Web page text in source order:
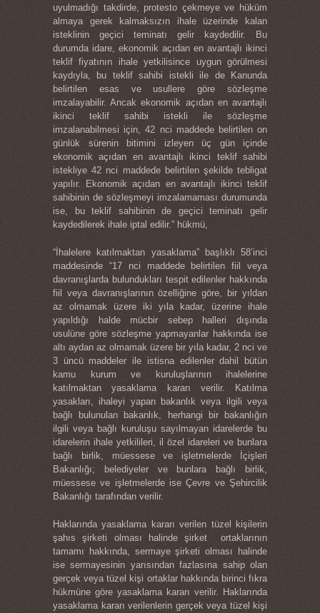
uyulmadığı takdirde, protesto çekmeye ve hüküm
almaya gerek kalmaksızın ihale üzerinde kalan
isteklinin geçici teminatı gelir kaydedilir. Bu
durumda idare, ekonomik açıdan en avantajlı ikinci
teklif fiyatının ihale yetkilisince uygun görülmesi
kaydıyla, bu teklif sahibi istekli ile de Kanunda
belirtilen esas ve usullere göre sözleşme
imzalayabilir. Ancak ekonomik açıdan en avantajlı
ikinci teklif sahibi istekli ile sözleşme
imzalanabilmesi için, 42 nci maddede belirtilen on
günlük sürenin bitimini izleyen üç gün içinde
ekonomik açıdan en avantajlı ikinci teklif sahibi
istekliye 42 nci maddede belirtilen şekilde tebligat
yapılır. Ekonomik açıdan en avantajlı ikinci teklif
sahibinin de sözleşmeyi imzalamaması durumunda
ise, bu teklif sahibinin de geçici teminatı gelir
kaydedilerek ihale iptal edilir.” hükmü,
“İhalelere katılmaktan yasaklama” başlıklı 58’inci
maddesinde “17 nci maddede belirtilen fiil veya
davranışlarda bulundukları tespit edilenler hakkında
fiil veya davranışlarının özelliğine göre, bir yıldan
az olmamak üzere iki yıla kadar, üzerine ihale
yapıldığı halde mücbir sebep halleri dışında
usulüne göre sözleşme yapmayanlar hakkında ise
altı aydan az olmamak üzere bir yıla kadar, 2 nci ve
3 üncü maddeler ile istisna edilenler dahil bütün
kamu kurum ve kuruluşlarının ihalelerine
katılmaktan yasaklama kararı verilir. Katılma
yasakları, ihaleyi yapan bakanlık veya ilgili veya
bağlı bulunulan bakanlık, herhangi bir bakanlığın
ilgili veya bağlı kuruluşu sayılmayan idarelerde bu
idarelerin ihale yetkilileri, il özel idareleri ve bunlara
bağlı birlik, müessese ve işletmelerde İçişleri
Bakanlığı; belediyeler ve bunlara bağlı birlik,
müessese ve işletmelerde ise Çevre ve Şehircilik
Bakanlığı tarafından verilir.
Haklarında yasaklama kararı verilen tüzel kişilerin
şahıs şirketi olması halinde şirket ortaklarının
tamamı hakkında, sermaye şirketi olması halinde
ise sermayesinin yarısından fazlasına sahip olan
gerçek veya tüzel kişi ortaklar hakkında birinci fıkra
hükmüne göre yasaklama kararı verilir. Haklarında
yasaklama kararı verilenlerin gerçek veya tüzel kişi